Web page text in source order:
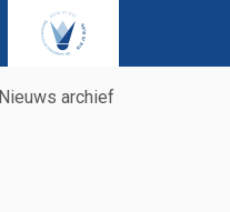
Nieuws archief